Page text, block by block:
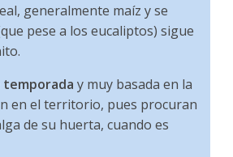
generalmente maíz y se
pese a los eucaliptos) sigue
temporada y muy basada en la
en el territorio, pues procuran
de su huerta, cuando es